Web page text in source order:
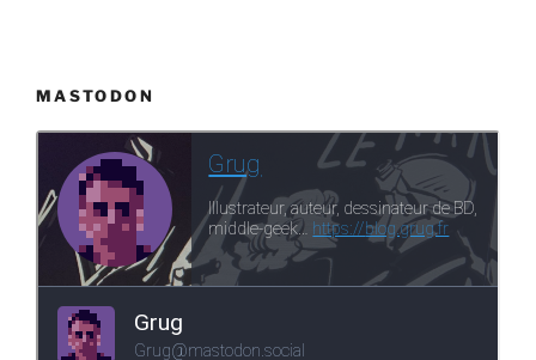
MASTODON